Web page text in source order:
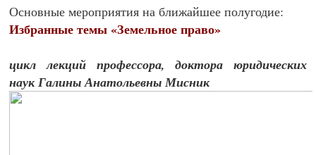
Основные мероприятия на ближайшее полугодие:
Избранные темы «Земельное право»
цикл лекций профессора, доктора юридических
наук Галины Анатольевны Мисник